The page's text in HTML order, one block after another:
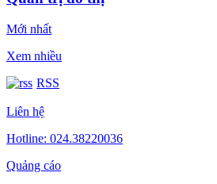
Mới nhất
Xem nhiều
RSS
Liên hệ
Hotline: 024.38220036
Quảng cáo